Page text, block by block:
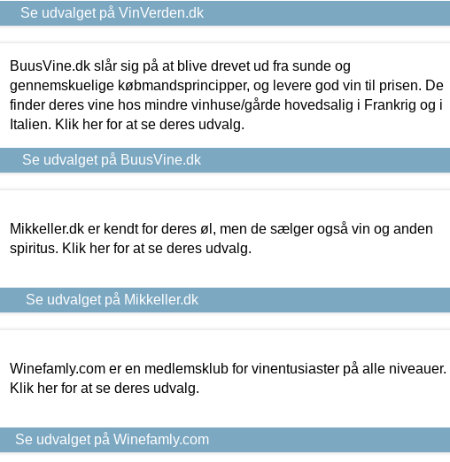
Se udvalget på VinVerden.dk
BuusVine.dk slår sig på at blive drevet ud fra sunde og
gennemskuelige købmandsprincipper, og levere god vin til prisen. De
finder deres vine hos mindre vinhuse/gårde hovedsalig i Frankrig og i
Italien. Klik her for at se deres udvalg.
Se udvalget på BuusVine.dk
Mikkeller.dk er kendt for deres øl, men de sælger også vin og anden
spiritus. Klik her for at se deres udvalg.
Se udvalget på Mikkeller.dk
Winefamly.com er en medlemsklub for vinentusiaster på alle niveauer.
Klik her for at se deres udvalg.
Se udvalget på Winefamly.com